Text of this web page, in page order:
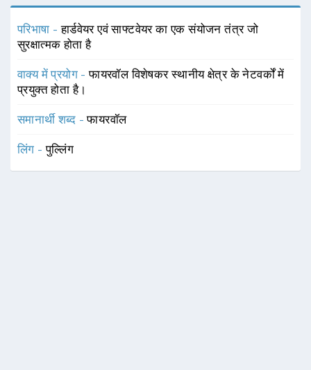
परिभाषा -हार्डवेयर एवं साफ्टवेयर का एक संयोजन तंत्र जो
सुरक्षात्मक होता है
वाक्य में प्रयोग -फायरवॉल विशेषकर स्थानीय क्षेत्र के नेटवर्कों में
प्रयुक्त होता है।
समानार्थी शब्द -फायरवॉल
लिंग -पुल्लिंग